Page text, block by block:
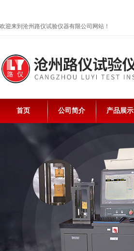
欢迎来到沧州路仪试验仪器有限公司网站！
首页 公司简介 产品展示